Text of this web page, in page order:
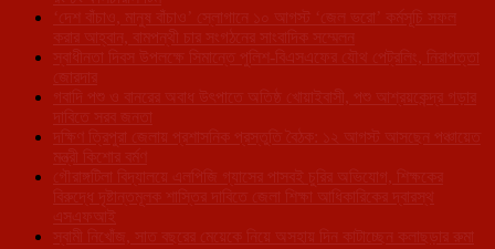
‘দেশ বাঁচাও, মানুষ বাঁচাও’ স্লোগানে ১০ আগস্ট ‘জেল ভরো’ কর্মসূচি সফল
করার আহ্বান, বামপন্থী চার সংগঠনের সাংবাদিক সম্মেলন
স্বাধীনতা দিবস উপলক্ষে সিমান্তে পুলিশ-বিএসএফের যৌথ পেট্রলিং, নিরাপত্তা
জোরদার
গবাদি পশু ও বানরের অবাধ উৎপাতে অতিষ্ঠ খোয়াইবাসী, পশু আশ্রয়কেন্দ্র গড়ার
দাবিতে সরব জনতা
দক্ষিণ ত্রিপুরা জেলায় প্রশাসনিক প্রস্তুতি বৈঠক: ১২ আগস্ট আসছেন পঞ্চায়েত
মন্ত্রী কিশোর বর্মণ
গৌরাঙ্গটিলা বিদ্যালয়ে এলপিজি গ্যাসের পাসবই চুরির অভিযোগ, শিক্ষকের
বিরুদ্ধে দৃষ্টান্তমূলক শাস্তির দাবিতে জেলা শিক্ষা আধিকারিকের দ্বারস্থ
এসএফআই
স্বামী নিখোঁজ, সাত বছরের মেয়েকে নিয়ে অসহায় দিন কাটাচ্ছেন কলাছড়ার রুমা